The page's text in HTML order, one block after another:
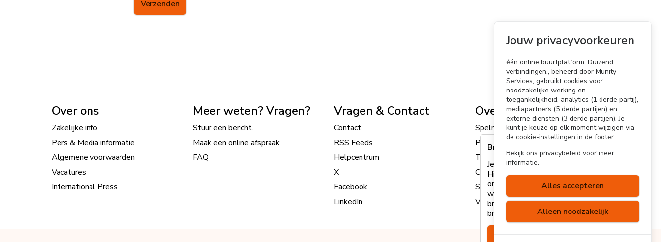
Jouw privacyvoorkeuren
één online buurtplatform. Duizend
verbindingen., beheerd door Munity
Services, gebruikt cookies voor
noodzakelijke werking en
toegankelijkheid, analytics (1 derde partij),
mediapartners (5 derde partijen) en
externe diensten (3 derde partijen). Je
kunt je keuze op elk moment wijzigen via
de cookie-instellingen in de footer.
Bekijk onsprivacybeleid voor meer
informatie.
Alles accepteren
Alleen noodzakelijk
Verzenden
Over ons
Zakelijke info
Pers & Media informatie
Algemene voorwaarden
Vacatures
International Press
Meer weten? Vragen?
Stuur een bericht.
Maak een online afspraak
FAQ
Vragen & Contact
Contact
RSS Feeds
Helpcentrum
X
Facebook
LinkedIn
Overig
Spelregels
Privacyverklaring
Toegankelijkheidsverklaring
Cookies
Sitemap
Versie v9.38.3-edc9fb
Browser niet ondersteund
Je browser wordt helaas niet ondersteund.
Hierdoor kan het zijn dat sommige
onderdelen van de site niet volledig
werken. Lees
browsers we ondersteunen of update je
browser.
Negeren